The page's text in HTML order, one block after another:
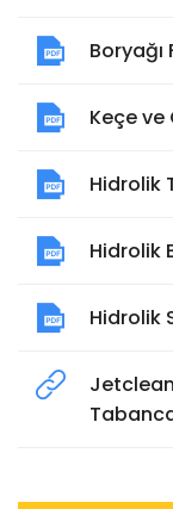
Keçe ve
Hidrolik
Hidrolik
Hidrolik